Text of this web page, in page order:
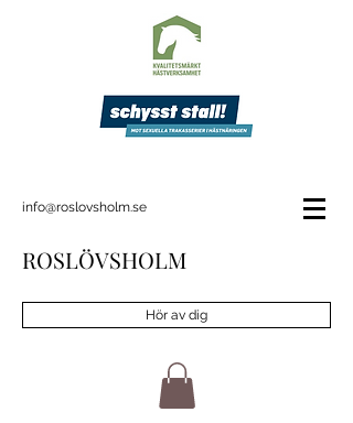
info@roslovsholm.se
ROSLÖVSHOLM
Hör av dig